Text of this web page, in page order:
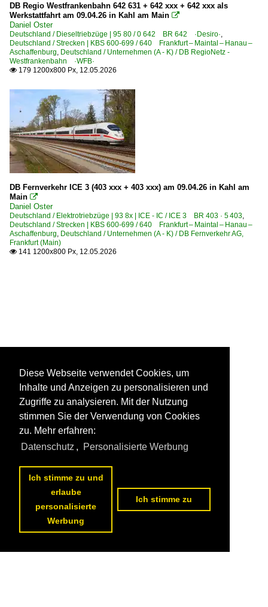
DB Regio Westfrankenbahn 642 631 + 642 xxx + 642 xxx als
Werkstattfahrt am 09.04.26 in Kahl am Main 
Daniel Oster
Deutschland / Dieseltriebzüge | 95 80 / 0 642 BR 642 ·Desiro·,
Deutschland / Strecken | KBS 600-699 / 640 Frankfurt – Maintal – Hanau –
Aschaffenburg, Deutschland / Unternehmen (A - K) / DB RegioNetz -
Westfrankenbahn ·WFB·
 179 1200x800 Px, 12.05.2026
DB Fernverkehr ICE 3 (403 xxx + 403 xxx) am 09.04.26 in Kahl am
Main 
Daniel Oster
Deutschland / Elektrotriebzüge | 93 8x | ICE - IC / ICE 3 BR 403 · 5 403,
Deutschland / Strecken | KBS 600-699 / 640 Frankfurt – Maintal – Hanau –
Aschaffenburg, Deutschland / Unternehmen (A - K) / DB Fernverkehr AG,
Frankfurt (Main)
 141 1200x800 Px, 12.05.2026
Diese Webseite verwendet Cookies, um
Inhalte und Anzeigen zu personalisieren und
Zugriffe zu analysieren. Mit der Nutzung
stimmen Sie der Verwendung von Cookies
zu. Mehr erfahren:
Datenschutz , Personalisierte Werbung
Ich stimme zu und
erlaube
personalisierte
Werbung
Ich stimme zu